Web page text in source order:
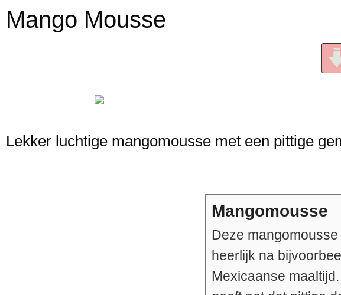
Mango Mousse
Lekker luchtige mangomousse met een pittige
Mangomousse
Deze
heerlijk na
Mexicaanse